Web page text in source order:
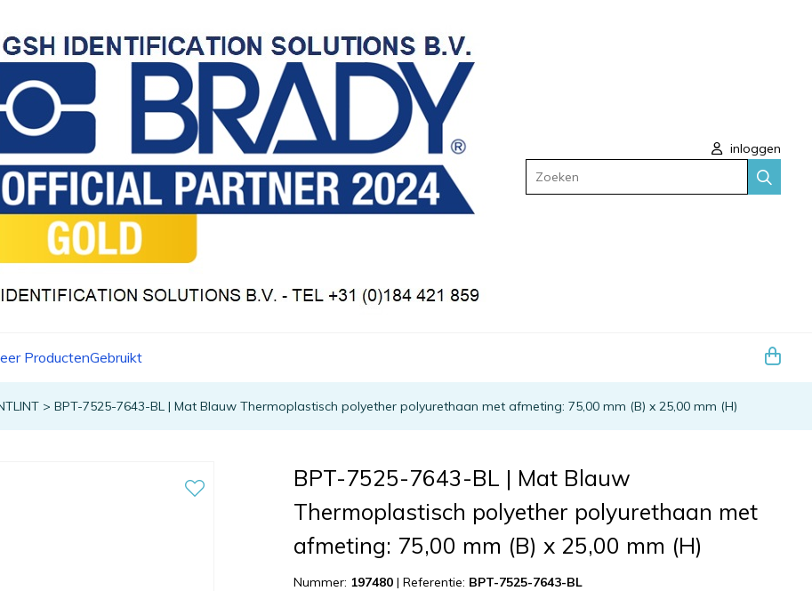
inloggen
Zoeken
ProductenGebruikt
> BPT-7525-7643-BL | Mat Blauw Thermoplastisch polyether polyurethaan met afmeting: 75,00 mm (B) x 25,00 mm (H)
BPT-7525-7643-BL | Mat Blauw
Thermoplastisch polyether polyurethaan met
afmeting: 75,00 mm (B) x 25,00 mm (H)
Nummer: 197480 |Referentie: BPT-7525-7643-BL